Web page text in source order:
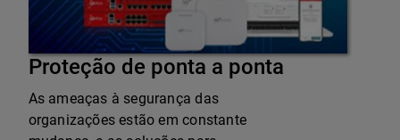
Proteção de ponta a ponta
As ameaças à segurança das
organizações estão em constante